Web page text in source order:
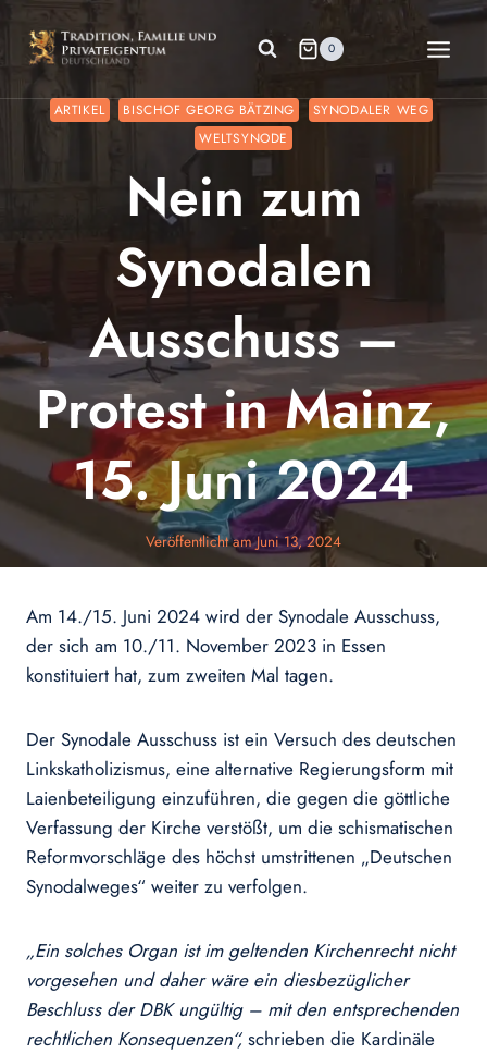
Inhalt
springen
0
ARTIKEL BISCHOF GEORG BÄTZING
SYNODALER WEG
WELTSYNODE
Nein zum
Synodalen
Ausschuss –
Protest in Mainz,
15. Juni 2024
Veröffentlicht amJuni 13, 2024
Am 14./15. Juni 2024 wird der Synodale Ausschuss,
der sich am 10./11. November 2023 in Essen
konstituiert hat, zum zweiten Mal tagen.
Der Synodale Ausschuss ist ein Versuch des deutschen
Linkskatholizismus, eine alternative Regierungsform mit
Laienbeteiligung einzuführen, die gegen die göttliche
Verfassung der Kirche verstößt, um die schismatischen
Reformvorschläge des höchst umstrittenen „Deutschen
Synodalweges“ weiter zu verfolgen.
„Ein solches Organ ist im geltenden Kirchenrecht nicht
vorgesehen und daher wäre ein diesbezüglicher
Beschluss der DBK ungültig – mit den entsprechenden
rechtlichen Konsequenzen“, schrieben die Kardinäle